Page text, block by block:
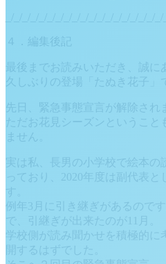
４．編集後記
最後までお読みいただき、誠に
久しぶりの登場「たぬき花子」
先日、緊急事態宣言が解除され
ただお花見シーズンということ
ません。
実は私、長男の小学校で絵本
っており、2020年度は副代表
す。
例年3月に引き継ぎがあるので
で、引継ぎが出来たのが11月。
学校側が読み聞かせを積極的に
開するはずでした。